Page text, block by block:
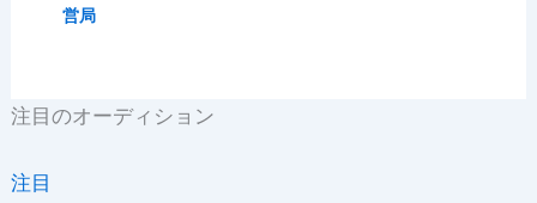
営局
注目のオーディション
注目